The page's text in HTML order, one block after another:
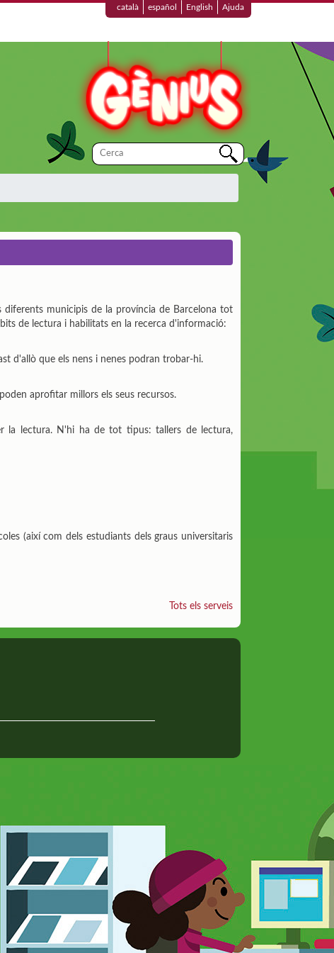
català español English Ajuda
diferents municipis de la província de Barcelona tot
de lectura i habilitats en la recerca d'informació:
d'allò que els nens i nenes podran trobar-hi.
aprofitar millors els seus recursos.
la lectura. N'hi ha de tot tipus: tallers de lectura,
(així com dels estudiants dels graus universitaris
Tots els serveis